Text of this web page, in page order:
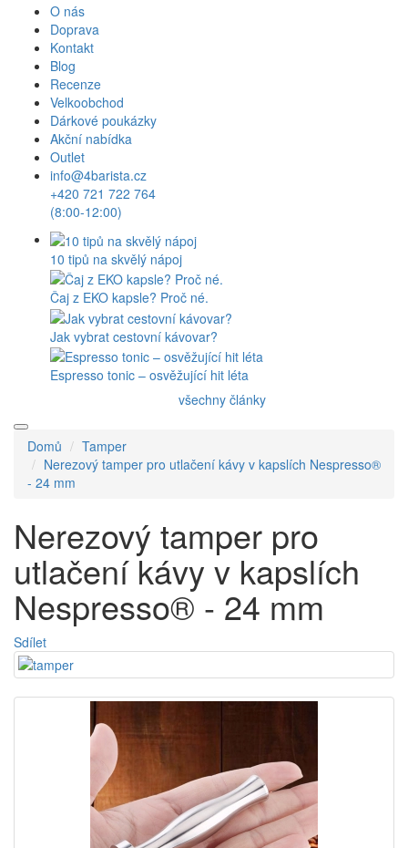
O nás
Doprava
Kontakt
Blog
Recenze
Velkoobchod
Dárkové poukázky
Akční nabídka
Outlet
info@4barista.cz
+420 721 722 764
(8:00-12:00)
10 tipů na skvělý nápoj
Čaj z EKO kapsle? Proč né.
Jak vybrat cestovní kávovar?
Espresso tonic – osvěžující hit léta
všechny články
Domů
Tamper
Nerezový tamper pro utlačení kávy v kapslích Nespresso®
- 24 mm
Nerezový tamper pro
utlačení kávy v kapslích
Nespresso® - 24 mm
Sdílet